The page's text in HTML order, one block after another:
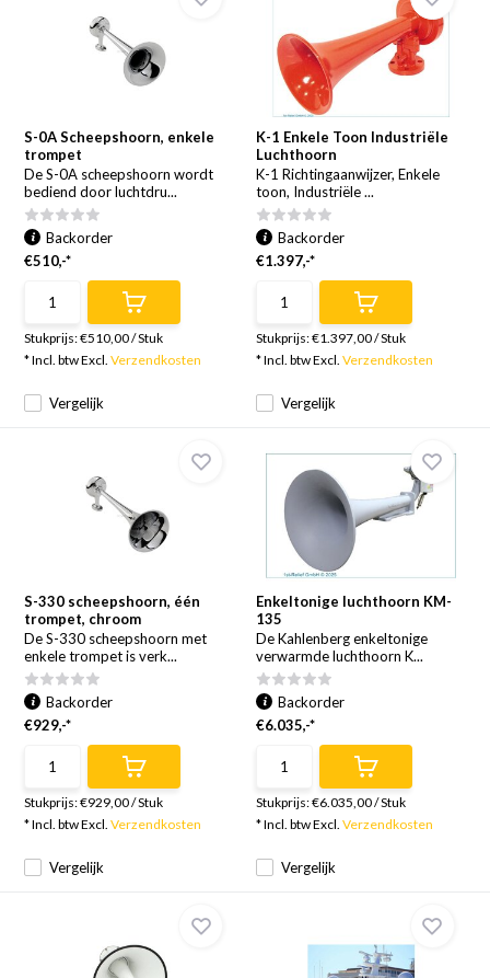
S-0A Scheepshoorn, enkele
trompet
De S-0A scheepshoorn wordt
bediend door luchtdru...
Vergelijk
Backorder
€510,-*
Stukprijs:€510,00/Stuk
* Incl. btw Excl.Verzendkosten
K-1 Enkele Toon Industriële
Luchthoorn
K-1 Richtingaanwijzer, Enkele
toon, Industriële ...
Vergelijk
Backorder
€1.397,-*
Stukprijs:€1.397,00/Stuk
* Incl. btw Excl. Verzendkosten
S-330 scheepshoorn, één
trompet, chroom
De S-330 scheepshoorn met
enkele trompet is verk...
Vergelijk
Backorder
€929,-*
Stukprijs:€929,00/Stuk
* Incl. btw Excl.Verzendkosten
Enkeltonige luchthoorn KM-
135
De Kahlenberg enkeltonige
verwarmde luchthoorn K...
Vergelijk
Backorder
€6.035,-*
Stukprijs:€6.035,00/Stuk
* Incl. btw Excl. Verzendkosten